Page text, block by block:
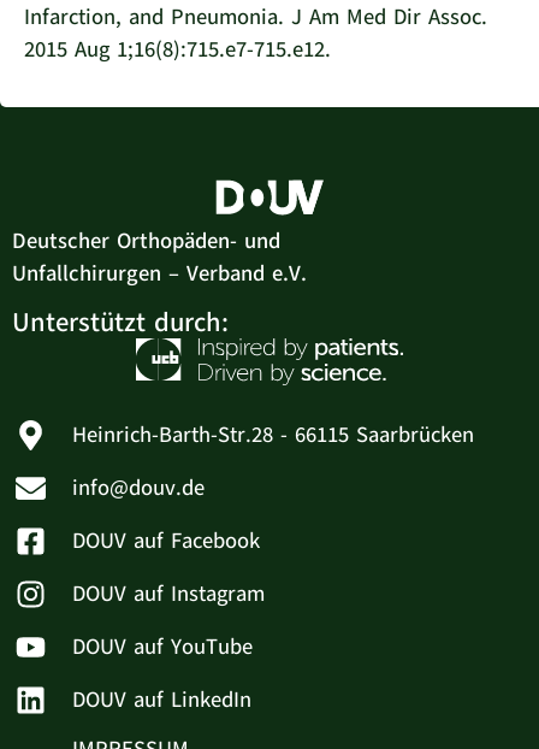
Infarction, and Pneumonia. J Am Med Dir Assoc.
2015 Aug 1;16(8):715.e7-715.e12.
Deutscher Orthopäden- und
Unfallchirurgen – Verband e.V.
Unterstützt durch:
Heinrich-Barth-Str.28 - 66115 Saarbrücken
info@douv.de
DOUV auf Facebook
DOUV auf Instagram
DOUV auf YouTube
DOUV auf LinkedIn